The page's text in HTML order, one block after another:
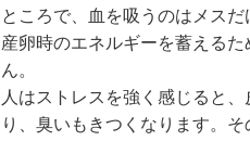
ところで、血を吸うのはメス
産卵時のエネルギーを蓄える
ん。
人はストレスを強く感じると
り、臭いもきつくなります。